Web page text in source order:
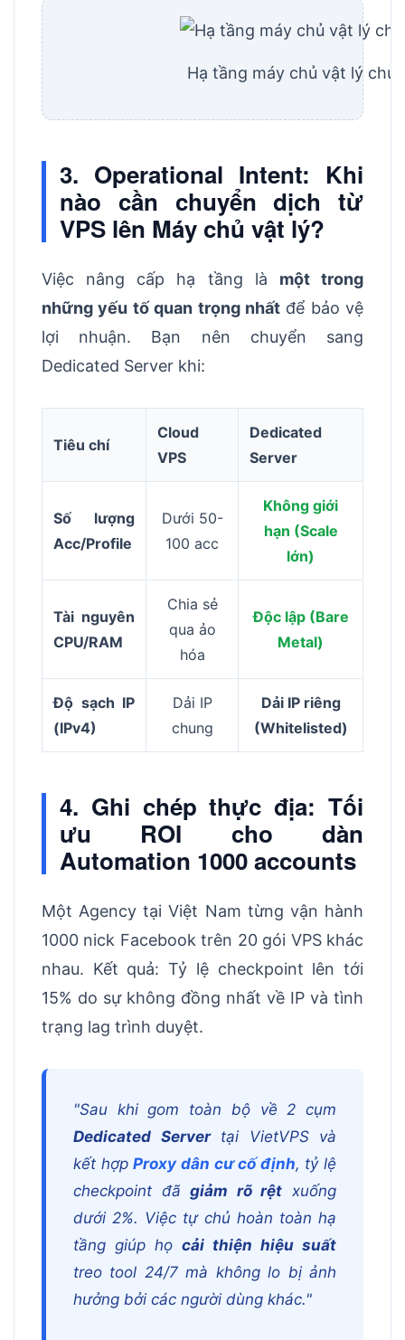
Hạ tầng máy chủ vật lý
3. Operational Intent: Khi
nào cần chuyển dịch từ
VPS lên Máy chủ vật lý?
Việc nâng cấp hạ tầng là một trong
những yếu tố quan trọng nhấtđể bảo vệ
lợi nhuận. Bạn nên chuyển sang
Dedicated Server khi:
Tiêu chí
Cloud
VPS
Dedicated
Server
Số lượng
Acc/Profile
Dưới 50-
100 acc
Không giới
hạn (Scale
lớn)
Tài nguyên
CPU/RAM
Chia sẻ
qua ảo
hóa
Độc lập (Bare
Metal)
Độ sạch IP
(IPv4)
Dải IP
chung
Dải IP riêng
(Whitelisted)
4. Ghi chép thực địa: Tối
ưu ROI cho dàn
Automation 1000 accounts
Một Agency tại Việt Nam từng vận hành
1000 nick Facebook trên 20 gói VPS khác
nhau. Kết quả: Tỷ lệ checkpoint lên tới
15% do sự không đồng nhất về IP và tình
trạng lag trình duyệt.
"Sau khi gom toàn bộ về 2 cụm
Dedicated Servertại VietVPS và
kết hợpProxy dân cư cố định, tỷ lệ
checkpoint đãgiảm rõ rệt xuống
dưới 2%. Việc tự chủ hoàn toàn hạ
tầng giúp họ cải thiện hiệu suất
treo tool 24/7 mà không lo bị ảnh
hưởng bởi các người dùng khác."